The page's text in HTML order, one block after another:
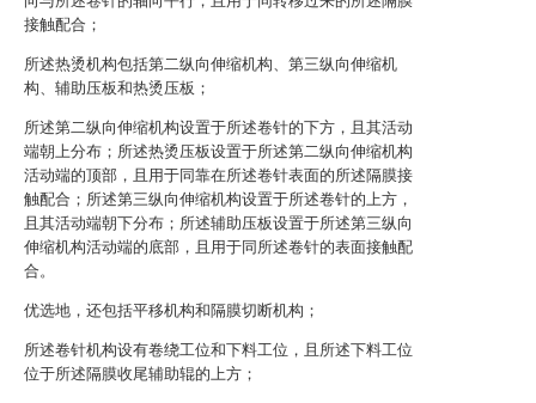
接触配合；
所述热烫机构包括第二纵向伸缩机构、第三纵向伸缩机
构、辅助压板和热烫压板；
所述第二纵向伸缩机构设置于所述卷针的下方，且其活动
端朝上分布；所述热烫压板设置于所述第二纵向伸缩机构
活动端的顶部，且用于同靠在所述卷针表面的所述隔膜接
触配合；所述第三纵向伸缩机构设置于所述卷针的上方，
且其活动端朝下分布；所述辅助压板设置于所述第三纵向
伸缩机构活动端的底部，且用于同所述卷针的表面接触配
合。
优选地，还包括平移机构和隔膜切断机构；
所述卷针机构设有卷绕工位和下料工位，且所述下料工位
位于所述隔膜收尾辅助辊的上方；